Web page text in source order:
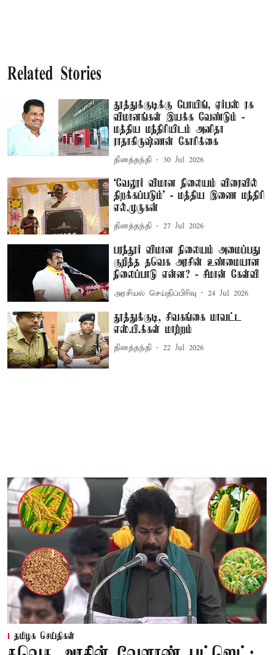
Related Stories
தூத்துக்குடிக்கு போயிங், ஏர்பஸ் ரக
விமானங்கள் இயக்க வேண்டும் -
மத்திய மந்திரியிடம் அனிதா
ராதாகிருஷ்ணன் கோரிக்கை
தினத்தந்தி 30 Jul 2026
‘வேலூர் விமான நிலையம் விரைவில்
திறக்கப்படும்’ - மத்திய இணை மந்திரி
எல்.முருகன்
தினத்தந்தி 27 Jul 2026
பரந்தூர் விமான நிலையம் அமைப்பது
குறித்த தவெக அரசின் உண்மையான
நிலைப்பாடு என்ன? - சீமான் கேள்வி
அரசியல் செய்திப்பிரிவு 24 Jul 2026
தூத்துக்குடி, சிவகங்கை மாவட்ட
எஸ்.பி.க்கள் மாற்றம்
தினத்தந்தி 22 Jul 2026
தமிழக செய்திகள்